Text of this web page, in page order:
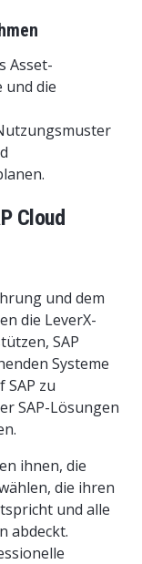
Asset-
und die
Cloud
und dem
die LeverX-
SAP
Systeme
zu
SAP-Lösungen
ihnen, die
die ihren
und alle
abdeckt.